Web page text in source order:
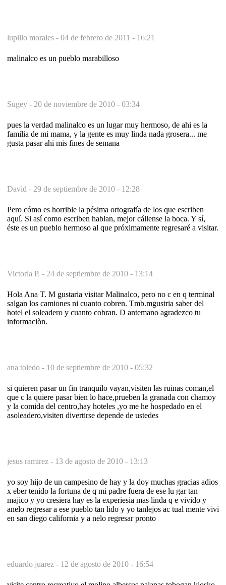
lupillo morales - 04 de febrero de 2011 - 16:21
malinalco es un pueblo marabilloso
Sugey - 20 de noviembre de 2010 - 03:34
pues la verdad malinalco es un lugar muy hermoso, de ahi es la
familia de mi mama, y la gente es muy linda nada grosera... me
gusta pasar ahi mis fines de semana
David - 29 de septiembre de 2010 - 12:28
Pero cómo es horrible la pésima ortografía de los que escriben
aquí. Si así como escriben hablan, mejor cállense la boca. Y sí,
éste es un pueblo hermoso al que próximamente regresaré a visitar.
Victoria P. - 24 de septiembre de 2010 - 13:14
Hola Ana T. M gustaria visitar Malinalco, pero no c en q terminal
salgan los camiones ni cuanto cobren. Tmb.mgustria saber del
hotel el soleadero y cuanto cobran. D antemano agradezco tu
informaciòn.
ana toledo - 10 de septiembre de 2010 - 05:32
si quieren pasar un fin tranquilo vayan,visiten las ruinas coman,el
que c la quiere pasar bien lo hace,prueben la granada con chamoy
y la comida del centro,hay hoteles ,yo me he hospedado en el
asoleadero,visiten divertirse depende de ustedes
jesus ramirez - 13 de agosto de 2010 - 13:13
yo soy hijo de un campesino de hay y la doy muchas gracias adios
x eber tenido la fortuna de q mi padre fuera de ese lu gar tan
majico y yo cresiera hay es la experiesia mas linda q e vivido y
anelo regresar a ese pueblo tan lido y yo tanlejos ac tual mente vivi
en san diego california y a nelo regresar pronto
eduardo juarez - 12 de agosto de 2010 - 16:54